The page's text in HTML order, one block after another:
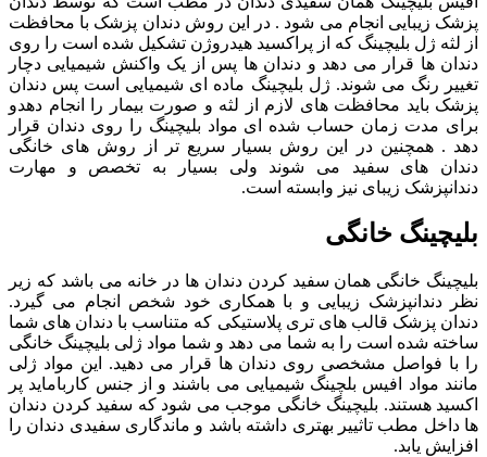
پزشک زیبایی انجام می شود . در این روش دندان پزشک با محافظت
از لثه ژل بلیچینگ که از پراکسید هیدروژن تشکیل شده است را روی
دندان ها قرار می دهد و دندان ها پس از یک واکنش شیمیایی دچار
تغییر رنگ می شوند. ژل بلیچینگ ماده ای شیمیایی است پس دندان
پزشک باید محافظت های لازم از لثه و صورت بیمار را انجام دهدو
برای مدت زمان حساب شده ای مواد بلیچینگ را روی دندان قرار
دهد . همچنین در این روش بسیار سریع تر از روش های خانگی
دندان های سفید می شوند ولی بسیار به تخصص و مهارت
دندانپزشک زیبای نیز وابسته است.
بلیچینگ خانگی
بلیچینگ خانگی همان سفید کردن دندان ها در خانه می باشد که زیر
نظر دندانپزشک زیبایی و با همکاری خود شخص انجام می گیرد.
دندان پزشک قالب های تری پلاستیکی که متناسب با دندان های شما
ساخته شده است را به شما می دهد و شما مواد ژلی بلیچینگ خانگی
را با فواصل مشخصی روی دندان ها قرار می دهید. این مواد ژلی
مانند مواد افیس بلچینگ شیمیایی می باشند و از جنس کارباماید پر
اکسید هستند. بلیچینگ خانگی موجب می شود که سفید کردن دندان
ها داخل مطب تاثییر بهتری داشته باشد و ماندگاری سفیدی دندان را
افزایش یابد.